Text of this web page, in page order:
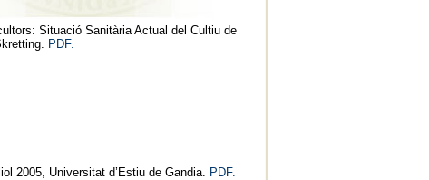
Situació Sanitària Actual del Cultiu de
PDF.
2005, Universitat d’Estiu de Gandia. PDF.